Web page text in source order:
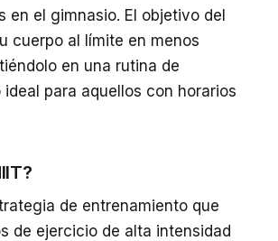
en el gimnasio. El objetivo del
cuerpo al límite en menos
en una rutina de
para aquellos con horarios
de entrenamiento que
de ejercicio de alta intensidad